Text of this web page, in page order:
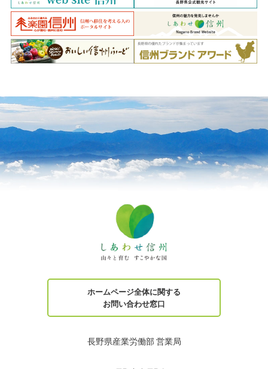
ホームページ全体に関する
お問い合わせ窓口
長野県産業労働部 営業局